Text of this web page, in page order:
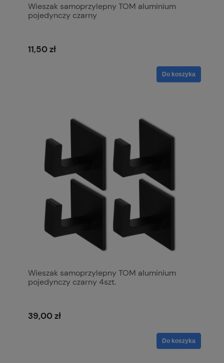
Wieszak samoprzylepny TOM aluminium
pojedynczy czarny
11,50 zł
Do koszyka
Wieszak samoprzylepny TOM aluminium
pojedynczy czarny 4szt.
39,00 zł
Do koszyka